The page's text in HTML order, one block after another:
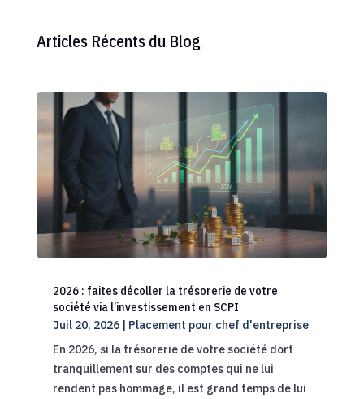
Articles Récents du Blog
2026 : faites décoller la trésorerie de votre
société via l’investissement en SCPI
Juil 20, 2026| Placement pour chef d'entreprise
En 2026, si la trésorerie de votre société dort
tranquillement sur des comptes qui ne lui
rendent pas hommage, il est grand temps de lui